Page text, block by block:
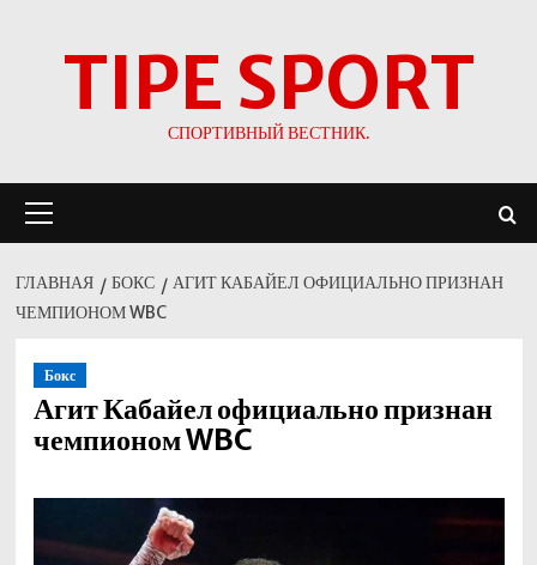
TIPE SPORT
СПОРТИВНЫЙ ВЕСТНИК.
меню
ГЛАВНАЯ БОКС
АГИТ КАБАЙЕЛ ОФИЦИАЛЬНО ПРИЗНАН
ЧЕМПИОНОМ WBC
Бокс
Агит Кабайел официально признан
чемпионом WBC